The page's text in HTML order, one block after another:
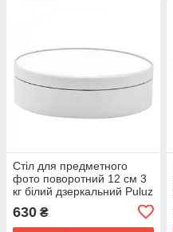
Стіл для предметного
фото поворотний 12 см 3
кг білий дзеркальний Puluz
630 ₴